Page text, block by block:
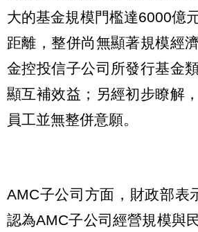
大的基金規模門檻達6000億
距離，整併尚無顯著規模經
金控投信子公司所發行基金
顯互補效益；另經初步瞭解
員工並無整併意願。
AMC子公司方面，財政部表
認為AMC子公司經營規模與